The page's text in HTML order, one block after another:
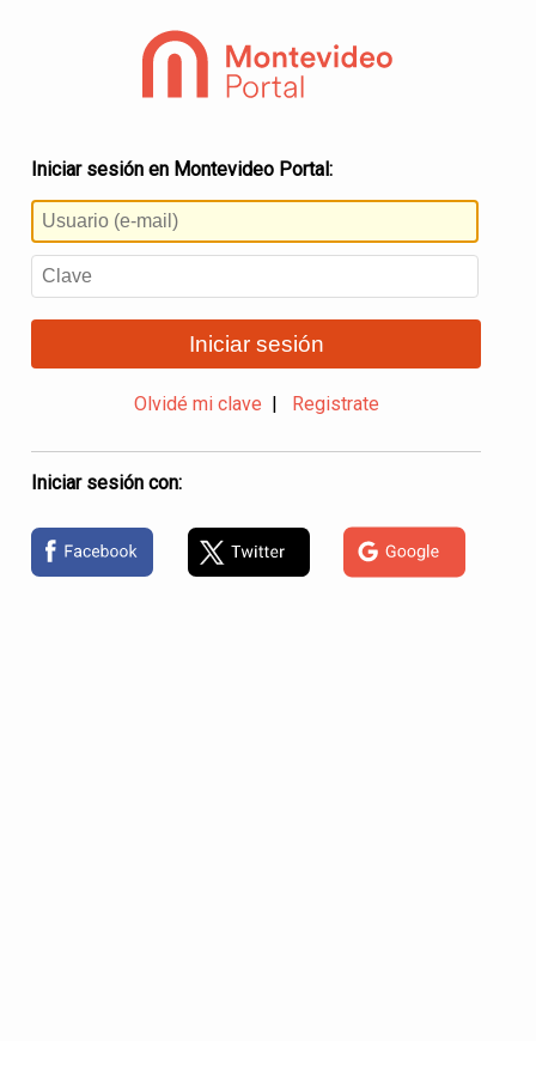
Iniciar sesión en Montevideo Portal:
Iniciar sesión
Olvidé mi clave Registrate
Iniciar sesión con: